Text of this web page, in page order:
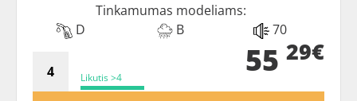
Tinkamumas modeliams:
D
B 70
Likutis >4 55 29€